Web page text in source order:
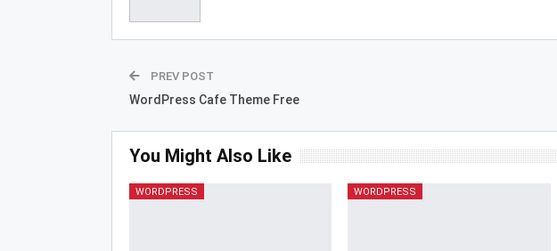
PREV POST
WordPress Cafe Theme Free
You Might Also Like
WORDPRESS WORDPRESS